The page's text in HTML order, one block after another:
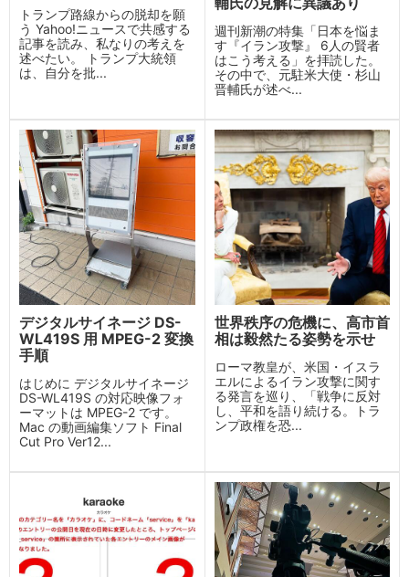
トランプ路線からの脱却を願
う Yahoo!ニュースで共感する
記事を読み、私なりの考えを
述べたい。 トランプ大統領
は、自分を批...
週刊新潮の特集「日本を悩ま
す『イラン攻撃』 6人の賢者
はこう考える」を拝読した。
その中で、元駐米大使・杉山
晋輔氏が述べ...
デジタルサイネージ DS-
WL419S 用 MPEG-2 変換
手順
はじめに デジタルサイネージ
DS-WL419S の対応映像フォ
ーマットは MPEG-2 です。
Mac の動画編集ソフト Final
Cut Pro Ver12...
世界秩序の危機に、高市首
相は毅然たる姿勢を示せ
ローマ教皇が、米国・イスラ
エルによるイラン攻撃に関す
る発言を巡り、「戦争に反対
し、平和を語り続ける。トラ
ンプ政権を恐...